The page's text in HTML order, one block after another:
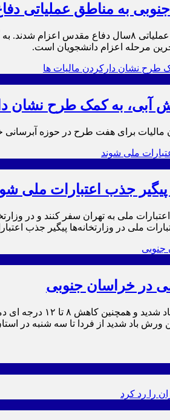
امروز ۴۰۰ دانشجوی مرد از بیرجند به
مرحله اعزام دانشجویان است.
آبی، به کمک طرح نشان
پیگیر جذب اعتبارات ملی
ملی به تهران سفر کنند و در
ملی در وزارتخانه‌ها پیگیر جذب
در خراسان جنوبی
ورش باد شدید از فردا تا سه شنبه در